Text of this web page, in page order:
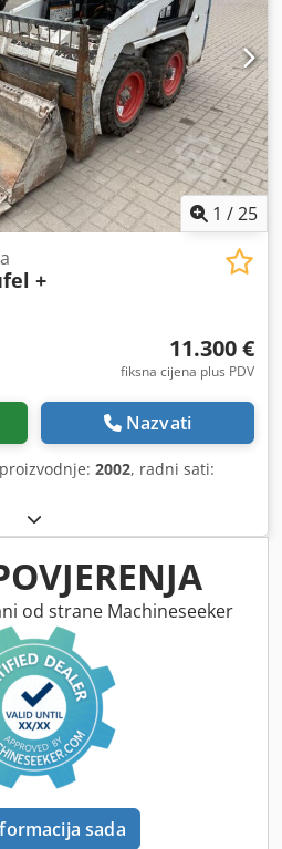
1 /25
+
11.300 €
fiksna cijena plus PDV
Nazvati
2002, radni sati:
od strane Machineseeker
sada